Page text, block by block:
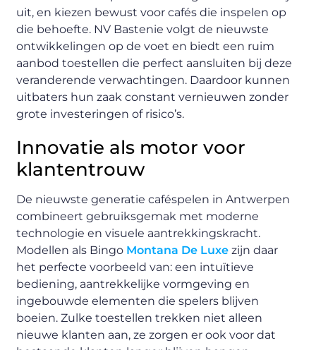
uit, en kiezen bewust voor cafés die inspelen op
die behoefte. NV Bastenie volgt de nieuwste
ontwikkelingen op de voet en biedt een ruim
aanbod toestellen die perfect aansluiten bij deze
veranderende verwachtingen. Daardoor kunnen
uitbaters hun zaak constant vernieuwen zonder
grote investeringen of risico’s.
Innovatie als motor voor
klantentrouw
De nieuwste generatie caféspelen in Antwerpen
combineert gebruiksgemak met moderne
technologie en visuele aantrekkingskracht.
Modellen als Bingo Montana De Luxe zijn daar
het perfecte voorbeeld van: een intuïtieve
bediening, aantrekkelijke vormgeving en
ingebouwde elementen die spelers blijven
boeien. Zulke toestellen trekken niet alleen
nieuwe klanten aan, ze zorgen er ook voor dat